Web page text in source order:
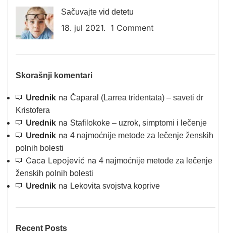
Sačuvajte vid detetu
18. jul 2021. 1 Comment
Skorašnji komentari
Urednik na Čaparal (Larrea tridentata) – saveti dr
Kristofera
Urednik na Stafilokoke – uzrok, simptomi i lečenje
Urednik na 4 najmoćnije metode za lečenje ženskih
polnih bolesti
Caca Lepojević na 4 najmoćnije metode za lečenje
ženskih polnih bolesti
Urednik na Lekovita svojstva koprive
Recent Posts